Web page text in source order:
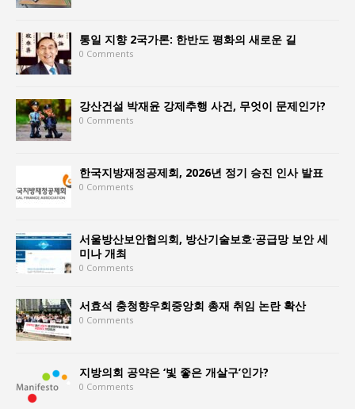
통일 지향 2국가론: 한반도 평화의 새로운 길
0 Comments
강산건설 박재윤 강제추행 사건, 무엇이 문제인가?
0 Comments
한국지방재정공제회, 2026년 정기 승진 인사 발표
0 Comments
서울방산보안협의회, 방산기술보호·공급망 보안 세
미나 개최
0 Comments
서효석 충청향우회중앙회 총재 취임 논란 확산
0 Comments
지방의회 공약은 ‘빛 좋은 개살구’인가?
0 Comments